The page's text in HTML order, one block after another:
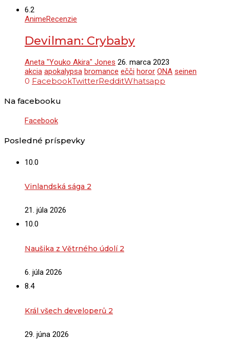
6.2
AnimeRecenzie
Devilman: Crybaby
Aneta "Youko Akira" Jones 26. marca 2023
akcia apokalypsa bromance ečči horor ONA seinen
0 FacebookTwitterRedditWhatsapp
Na facebooku
Facebook
Posledné príspevky
10.0
Vinlandská sága 2
21. júla 2026
10.0
Naušika z Větrného údolí 2
6. júla 2026
8.4
Král všech developerů 2
29. júna 2026